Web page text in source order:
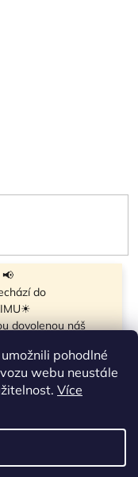
pohodlné
webu neustále
Více
do
dovolenou náš
která máme
se doba
obchůdek v